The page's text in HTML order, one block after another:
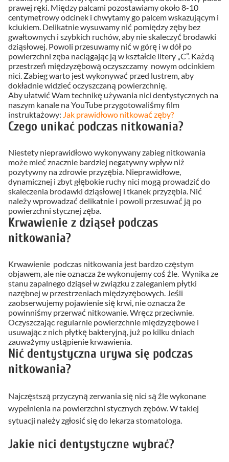
prawej ręki. Między palcami pozostawiamy około 8-10
centymetrowy odcinek i chwytamy go palcem wskazującym i
kciukiem. Delikatnie wysuwamy nić pomiędzy zęby bez
gwałtownych i szybkich ruchów, aby nie skaleczyć brodawki
dziąsłowej. Powoli przesuwamy nić w górę i w dół po
powierzchni zęba naciągając ją w kształcie litery „C”. Każdą
przestrzeń międzyzębową oczyszczamy nowym odcinkiem
nici. Zabieg warto jest wykonywać przed lustrem, aby
dokładnie widzieć oczyszczaną powierzchnię.
Aby ułatwić Wam technikę używania nici dentystycznych na
naszym kanale na YouTube przygotowaliśmy film
instruktażowy: Jak prawidłowo nitkować zęby?
Czego unikać podczas nitkowania?
Niestety nieprawidłowo wykonywany zabieg nitkowania
może mieć znacznie bardziej negatywny wpływ niż
pozytywny na zdrowie przyzębia. Nieprawidłowe,
dynamicznej i zbyt głębokie ruchy nici mogą prowadzić do
skaleczenia brodawki dziąsłowej i tkanek przyzębia. Nić
należy wprowadzać delikatnie i powoli przesuwać ją po
powierzchni stycznej zęba.
Krwawienie z dziąseł podczas
nitkowania?
Krwawienie podczas nitkowania jest bardzo częstym
objawem, ale nie oznacza że wykonujemy coś źle. Wynika ze
stanu zapalnego dziąseł w związku z zaleganiem płytki
nazębnej w przestrzeniach międzyzębowych. Jeśli
zaobserwujemy pojawienie się krwi, nie oznacza że
powinniśmy przerwać nitkowanie. Wręcz przeciwnie.
Oczyszczając regularnie powierzchnie międzyzębowe i
usuwając z nich płytkę bakteryjną, już po kilku dniach
zauważymy ustąpienie krwawienia.
Nić dentystyczna urywa się podczas
nitkowania?
Najczęstszą przyczyną zerwania się nici są źle wykonane
wypełnienia na powierzchni stycznych zębów. W takiej
sytuacji należy zgłosić się do lekarza stomatologa.
Jakie nici dentystyczne wybrać?